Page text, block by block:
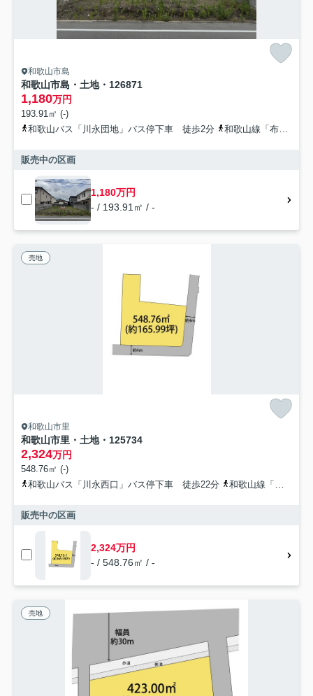
和歌山市島
和歌山市島・土地・126871
1,180万円
193.91㎡ (-)
和歌山バス「川永団地」バス停下車 徒歩2分
和歌山線「布施屋」駅 徒歩38分
販売中の区画
1,180万円
- / 193.91㎡ / -
売地
和歌山市里
和歌山市里・土地・125734
2,324万円
548.76㎡ (-)
和歌山バス「川永西口」バス停下車 徒歩22分
和歌山線「布施屋」駅 徒歩41分
販売中の区画
2,324万円
- / 548.76㎡ / -
売地